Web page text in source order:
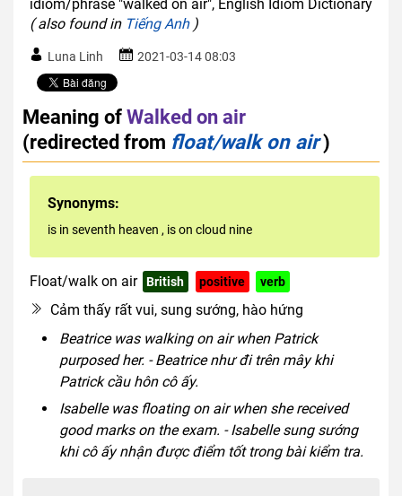
idiom/phrase "walked on air", English Idiom Dictionary
( also found in Tiếng Anh)
Luna Linh 2021-03-14 08:03
Meaning ofWalked on air
(redirected from float/walk on air)
Synonyms:
is in seventh heaven , is on cloud nine
Float/walk on air British positive verb
Cảm thấy rất vui, sung sướng, hào hứng
Beatrice was walking on air when Patrick
purposed her. - Beatrice như đi trên mây khi
Patrick cầu hôn cô ấy.
Isabelle was floating on air when she received
good marks on the exam. - Isabelle sung sướng
khi cô ấy nhận được điểm tốt trong bài kiểm tra.